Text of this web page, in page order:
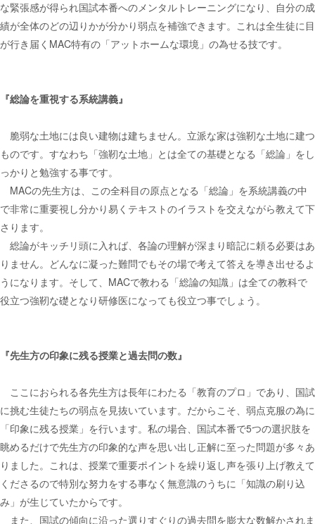
な緊張感が得られ国試本番へのメンタルトレーニングになり、自分の成
績が全体のどの辺りかが分かり弱点を補強できます。これは全生徒に目
が行き届くMAC特有の「アットホームな環境」の為せる技です。
『総論を重視する系統講義』
脆弱な土地には良い建物は建ちません。立派な家は強靭な土地に建つ
ものです。すなわち「強靭な土地」とは全ての基礎となる「総論」をし
っかりと勉強する事です。
MACの先生方は、この全科目の原点となる「総論」を系統講義の中
で非常に重要視し分かり易くテキストのイラストを交えながら教えて下
さります。
総論がキッチリ頭に入れば、各論の理解が深まり暗記に頼る必要はあ
りません。どんなに凝った難問でもその場で考えて答えを導き出せるよ
うになります。そして、MACで教わる「総論の知識」は全ての教科で
役立つ強靭な礎となり研修医になっても役立つ事でしょう。
『先生方の印象に残る授業と過去問の数』
ここにおられる各先生方は長年にわたる「教育のプロ」であり、国試
に挑む生徒たちの弱点を見抜いています。だからこそ、弱点克服の為に
「印象に残る授業」を行います。私の場合、国試本番で5つの選択肢を
眺めるだけで先生方の印象的な声を思い出し正解に至った問題が多々あ
りました。これは、授業で重要ポイントを繰り返し声を張り上げ教えて
くださるので特別な努力をする事なく無意識のうちに「知識の刷り込
み」が生じていたからです。
また、国試の傾向に沿った選りすぐりの過去問を膨大な数解かされま